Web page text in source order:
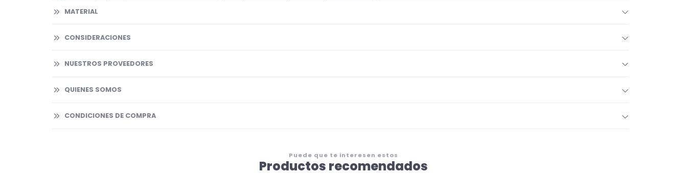
MATERIAL
CONSIDERACIONES
NUESTROS PROVEEDORES
QUIENES SOMOS
CONDICIONES DE COMPRA
Puede que te interesen estos
Productos recomendados